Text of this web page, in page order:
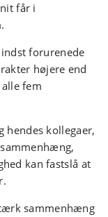
får i
forurenede
højere end
fem
hendes kollegaer,
kan fastslå at
sammenhæng